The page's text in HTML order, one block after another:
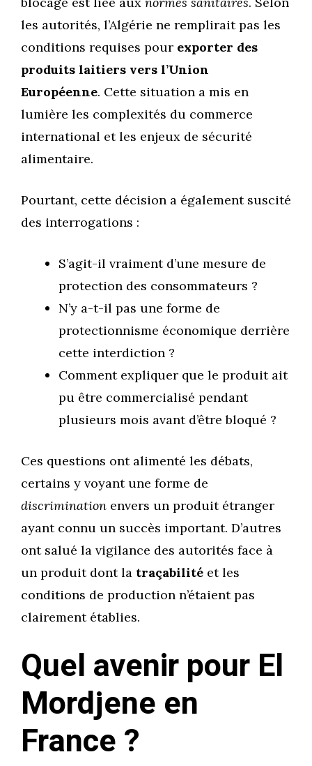
les autorités, l’Algérie ne remplirait pas les
conditions requises pour exporter des
produits laitiers vers l’Union
Européenne. Cette situation a mis en
lumière les complexités du commerce
international et les enjeux de sécurité
alimentaire.
Pourtant, cette décision a également suscité
des interrogations :
S’agit-il vraiment d’une mesure de
protection des consommateurs ?
N’y a-t-il pas une forme de
protectionnisme économique derrière
cette interdiction ?
Comment expliquer que le produit ait
pu être commercialisé pendant
plusieurs mois avant d’être bloqué ?
Ces questions ont alimenté les débats,
certains y voyant une forme de
discrimination envers un produit étranger
ayant connu un succès important. D’autres
ont salué la vigilance des autorités face à
un produit dont la traçabilité et les
conditions de production n’étaient pas
clairement établies.
Quel avenir pour El
Mordjene en
France ?